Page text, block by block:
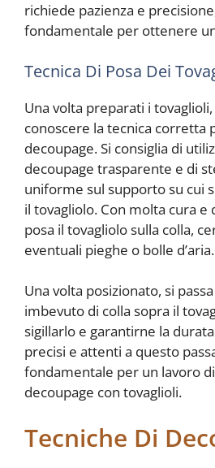
richiede pazienza e
fondamentale per ottenere
Tecnica Di Posa Dei
Una volta preparati i
conoscere la tecnica corretta
decoupage. Si consiglia di
decoupage trasparente e di
uniforme sul supporto su cui
il tovagliolo. Con molta cura e
posa il tovagliolo sulla colla,
eventuali pieghe o bolle d’aria.
Una volta posizionato, si
imbevuto di colla sopra il
sigillarlo e garantirne la
precisi e attenti a questo
fondamentale per un lavoro
decoupage con tovaglioli.
Tecniche Di